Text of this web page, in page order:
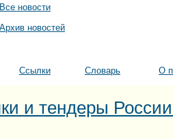
Все новости
Архив новостей
Ссылки Словарь О
и тендеры